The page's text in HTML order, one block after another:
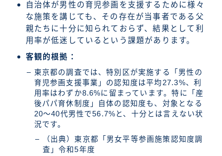
自治体が男性の育児参画を支援するために様々
な施策を講じても、その存在が当事者である父
親たちに十分に知られておらず、結果として利
用率が低迷しているという課題があります。
客観的根拠：
東京都の調査では、特別区が実施する「男性の
育児参画支援事業」の認知度は平均27.3%、利
用率はわずか8.6%に留まっています。特に「産
後パパ育休制度」自体の認知度も、対象となる
20～40代男性で56.7%と、十分とは言えない状
況です。
（出典）東京都「男女平等参画施策認知度調
査」令和5年度